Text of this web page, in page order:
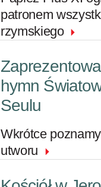
patronem
rzymskiego
hymn
Seulu
Wkrótce
utworu